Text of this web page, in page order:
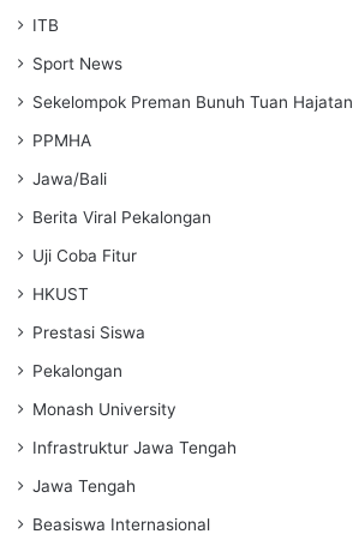
ITB
Sport News
Sekelompok Preman Bunuh Tuan Hajatan
PPMHA
Jawa/Bali
Berita Viral Pekalongan
Uji Coba Fitur
HKUST
Prestasi Siswa
Pekalongan
Monash University
Infrastruktur Jawa Tengah
Jawa Tengah
Beasiswa Internasional